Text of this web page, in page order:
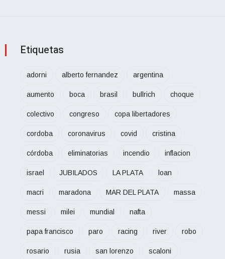
Etiquetas
adorni alberto fernandez argentina
aumento boca brasil bullrich choque
colectivo congreso copa libertadores
cordoba coronavirus covid cristina
córdoba eliminatorias incendio inflacion
israel JUBILADOS LA PLATA loan
macri maradona MAR DEL PLATA massa
messi milei mundial nafta
papa francisco paro racing river robo
rosario rusia san lorenzo scaloni